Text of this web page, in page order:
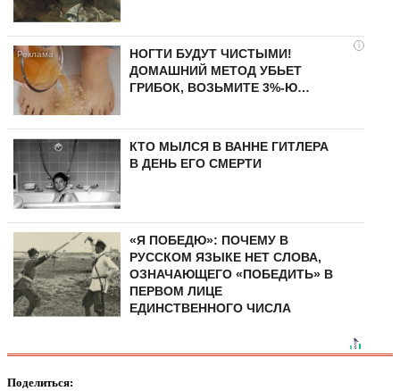
i
НОГТИ БУДУТ ЧИСТЫМИ!
ДОМАШНИЙ МЕТОД УБЬЕТ
ГРИБОК, ВОЗЬМИТЕ 3%-Ю…
КТО МЫЛСЯ В ВАННЕ ГИТЛЕРА
В ДЕНЬ ЕГО СМЕРТИ
«Я ПОБЕДЮ»: ПОЧЕМУ В
РУССКОМ ЯЗЫКЕ НЕТ СЛОВА,
ОЗНАЧАЮЩЕГО «ПОБЕДИТЬ» В
ПЕРВОМ ЛИЦЕ
ЕДИНСТВЕННОГО ЧИСЛА
Поделиться: